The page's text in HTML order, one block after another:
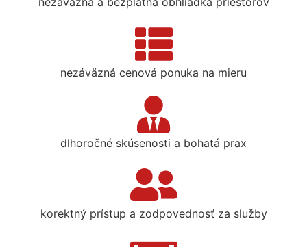
nezáväzná cenová ponuka na mieru
dlhoročné skúsenosti a bohatá prax
korektný prístup a zodpovednosť za služby